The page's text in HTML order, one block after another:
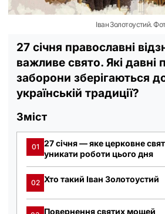
Іван Золотоустий.
27 січня православні
важливе свято. Які давні
заборони зберігаються
українській традиції?
Зміст
01 27 січня — яке церковне
уникати роботи цього дня
02 Хто такий Іван Золотоустий
Повернення святих мощей